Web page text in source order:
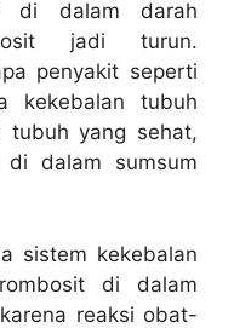
di dalam darah
jadi turun.
penyakit seperti
kekebalan tubuh
tubuh yang sehat,
dalam sumsum
sistem kekebalan
di dalam
reaksi obat-